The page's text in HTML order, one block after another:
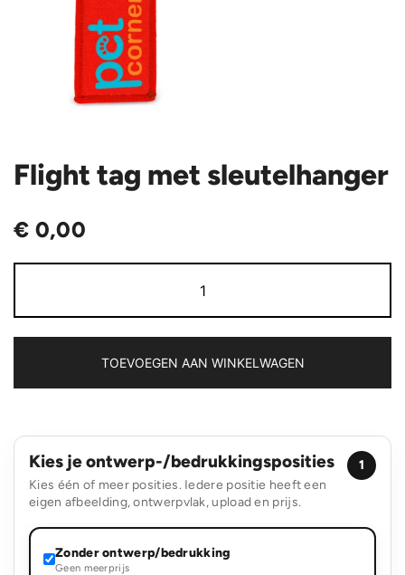
Flight tag met sleutelhanger
€ 0,00
tag
aantal
TOEVOEGEN AAN WINKELWAGEN
Kies je ontwerp-/bedrukkingsposities
Kies één of meer posities. Iedere positie heeft een
eigen afbeelding, ontwerpvlak, upload en prijs.
1
Zonder ontwerp/bedrukking
Geen meerprijs